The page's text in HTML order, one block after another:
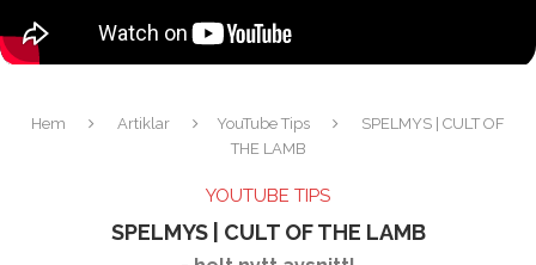
Hem Artiklar YouTube Tips
SPELMYS | CULT OF
THE LAMB
YOUTUBE TIPS
SPELMYS | CULT OF THE LAMB